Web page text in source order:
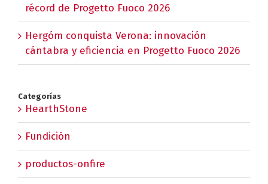
récord de Progetto Fuoco 2026
Hergóm conquista Verona: innovación
cántabra y eficiencia en Progetto Fuoco 2026
Categorías
HearthStone
Fundición
productos-onfire